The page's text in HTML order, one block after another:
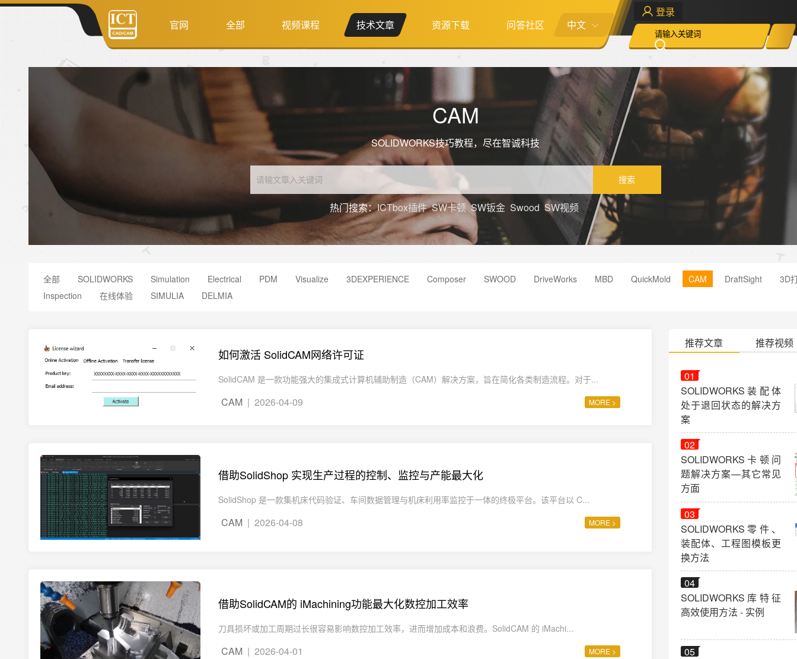
官网 全部 视频课程 技术文章 资源下载 问答社区 中文
登录
CAM
SOLIDWORKS技巧教程，尽在智诚科技
搜索
热门搜索：ICTbox插件 SW卡顿 SW钣金 Swood SW视频
全部 SOLIDWORKS Simulation Electrical PDM Visualize 3DEXPERIENCE Composer SWOOD DriveWorks MBD QuickMold CAM DraftSight
3D
Inspection
在线体验 SIMULIA DELMIA
如何激活 SolidCAM网络许可证
SolidCAM 是一款功能强大的集成式计算机辅助制造（CAM）解决方案，旨在简化各类制造流程。对于...
CAM | 2026-04-09 MORE >
借助SolidShop 实现生产过程的控制、监控与产能最大化
SolidShop 是一款集机床代码验证、车间数据管理与机床利用率监控于一体的终极平台。该平台以 C...
CAM | 2026-04-08 MORE >
借助SolidCAM的 iMachining功能最大化数控加工效率
刀具损坏或加工周期过长很容易影响数控加工效率，进而增加成本和浪费。SolidCAM 的 iMachi...
CAM | 2026-04-01 MORE >
推荐文章 推荐视频
01
SOLIDWORKS装配体
处于退回状态的解决方
案
02
SOLIDWORKS卡顿问
题解决方案—其它常见
方面
03
SOLIDWORKS零件、
装配体、工程图模板更
换方法
04
SOLIDWORKS库特征
高效使用方法 - 实例
05